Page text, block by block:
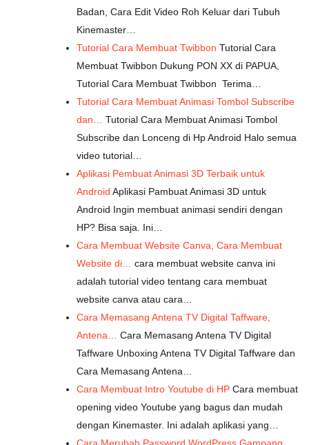
Badan, Cara Edit Video Roh Keluar dari Tubuh
Kinemaster…
Tutorial Cara Membuat Twibbon Tutorial Cara
Membuat Twibbon Dukung PON XX di PAPUA,
Tutorial Cara Membuat Twibbon Terima…
Tutorial Cara Membuat Animasi Tombol Subscribe
dan…
Tutorial Cara Membuat Animasi Tombol
Subscribe dan Lonceng di Hp Android Halo semua
video tutorial…
Aplikasi Pembuat Animasi 3D Terbaik untuk
Android Aplikasi Pambuat Animasi 3D untuk
Android Ingin membuat animasi sendiri dengan
HP? Bisa saja. Ini…
Cara Membuat Website Canva, Cara Membuat
Website di…
cara membuat website canva ini
adalah tutorial video tentang cara membuat
website canva atau cara…
Cara Memasang Antena TV Digital Taffware,
Antena…
Cara Memasang Antena TV Digital
Taffware Unboxing Antena TV Digital Taffware dan
Cara Memasang Antena…
Cara Membuat Intro Youtube di HP Cara membuat
opening video Youtube yang bagus dan mudah
dengan Kinemaster. Ini adalah aplikasi yang…